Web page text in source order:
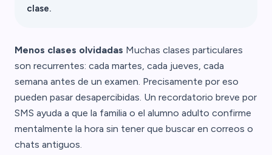
clase.
Menos clases olvidadas Muchas clases particulares
son recurrentes: cada martes, cada jueves, cada
semana antes de un examen. Precisamente por eso
pueden pasar desapercibidas. Un recordatorio breve por
SMS ayuda a que la familia o el alumno adulto confirme
mentalmente la hora sin tener que buscar en correos o
chats antiguos.